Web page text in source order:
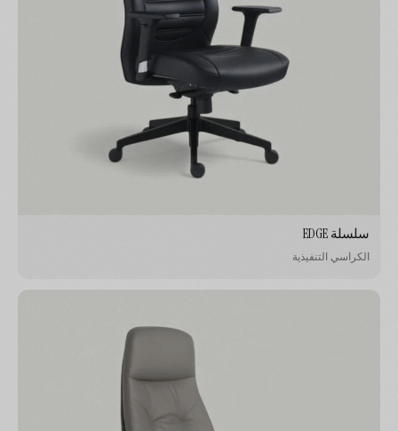
سلسلة EDGE
الكراسي التنفيذية